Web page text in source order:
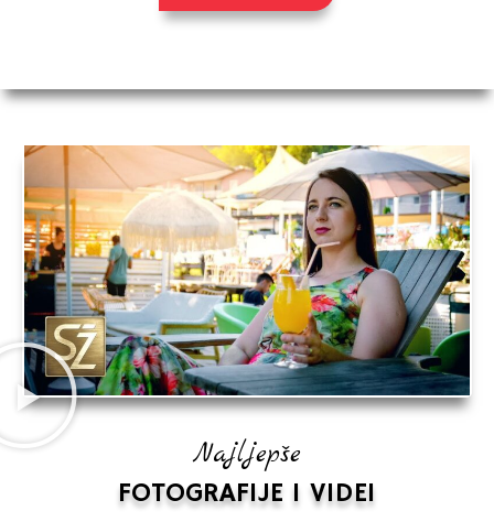
Najljepše
FOTOGRAFIJE I VIDEI